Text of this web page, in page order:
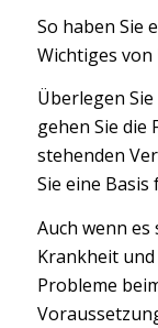
So haben Sie
Wichtiges
Überlegen
gehen Sie die
stehenden
Sie eine
Auch wenn
Krankheit
Probleme